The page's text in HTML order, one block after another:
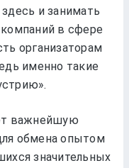
и занимать
в сфере
организаторам
именно такие
важнейшую
обмена опытом
значительных